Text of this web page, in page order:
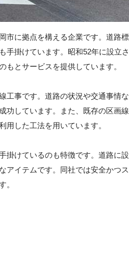
市に拠点を構える企業です。道路
手掛けています。昭和52年に設立
もとサービスを提供しています。
工事です。道路の状況や交通事情
功しています。また、既存の区画
用した工法を用いています。
掛けているのも特徴です。道路に
アイテムです。同社では安全かつ
。